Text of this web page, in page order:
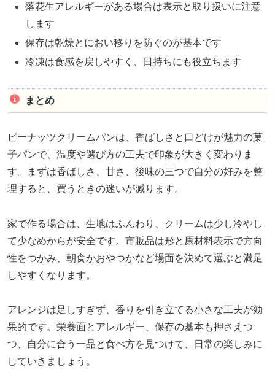
落花生アレルギーがある場合は表示と取り扱いに注意
します
保存は乾燥とにおい移りを防ぐのが基本です
冷凍は食感を戻しやすく、日持ちにも役立ちます
まとめ
ピーナッツクリームパンは、香ばしさと口どけが魅力の菓
子パンで、温度や選び方の工夫で印象が大きく変わりま
す。まずは香ばしさ、甘さ、後味の三つで自分の好みを整
理すると、買うときの迷いが減ります。
家で作る場合は、生地はふんわり、クリームは少し冷やし
て少なめからが安全です。市販品は形と原材料表示で方向
性をつかみ、朝食かおやつかなど場面を決めて選ぶと満足
しやすくなります。
アレンジは足しすぎず、香りを引き立てる小さな工夫が効
果的です。栄養面とアレルギー、保存の基本も押さえつ
つ、自分に合う一品と食べ方を見つけて、日常の楽しみに
していきましょう。